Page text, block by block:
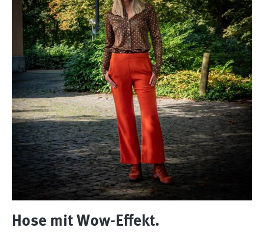
Hose mit Wow-Effekt.